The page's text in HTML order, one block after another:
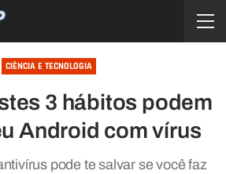
CIÊNCIA E TECNOLOGIA
3 hábitos podem
Android com vírus
pode te salvar se você faz